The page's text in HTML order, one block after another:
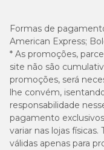
Formas de
American Express;
* As promoções,
site não são
promoções, será
lhe convém,
responsabilidade
pagamento
variar nas lojas
válidas apenas para